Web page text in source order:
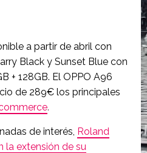
a partir de abril con
Black y Sunset Blue con
+ 128GB. El OPPO A96
de 289€ los principales
.
de interés, Roland
la extensión de su